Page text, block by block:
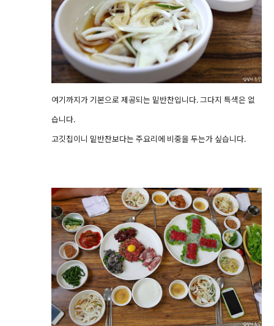
여기까지가 기본으로 제공되는 밑반찬입니다. 그다지 특색은 없
습니다.
고깃집이니 밑반찬보다는 주요리에 비중을 두는가 싶습니다.